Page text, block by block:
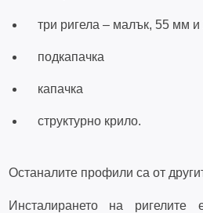
три ригела – малък, 55 мм
подкапачка
капачка
структурно крило.
Останалите профили са от
Инсталирането на